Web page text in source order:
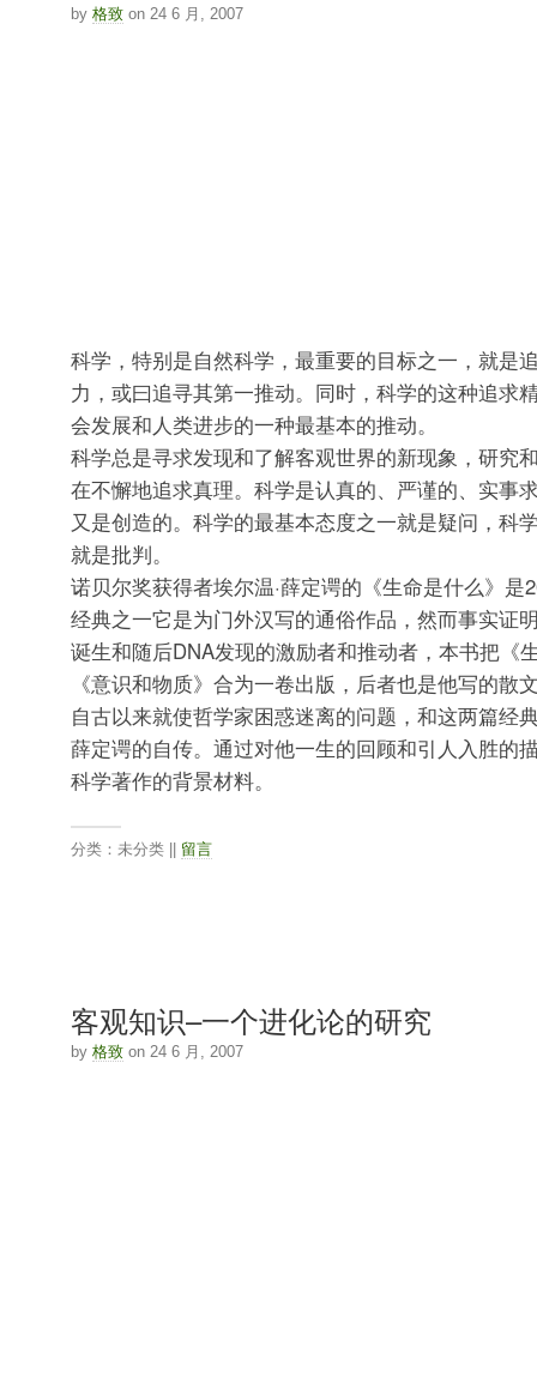
by 格致on 24 6 月, 2007
科学，特别是自然科学，最重要的目标之一，就是
力，或曰追寻其第一推动。同时，科学的这种追求
会发展和人类进步的一种最基本的推动。
科学总是寻求发现和了解客观世界的新现象，研究
在不懈地追求真理。科学是认真的、严谨的、实事
又是创造的。科学的最基本态度之一就是疑问，科
就是批判。
诺贝尔奖获得者埃尔温·薛定谔的《生命是什么》是
经典之一它是为门外汉写的通俗作品，然而事实证
诞生和随后DNA发现的激励者和推动者，本书把《
《意识和物质》合为一卷出版，后者也是他写的散
自古以来就使哲学家困惑迷离的问题，和这两篇经
薛定谔的自传。通过对他一生的回顾和引人入胜的
科学著作的背景材料。
分类：未分类 || 留言
客观知识–一个进化论的研究
by 格致on 24 6 月, 2007